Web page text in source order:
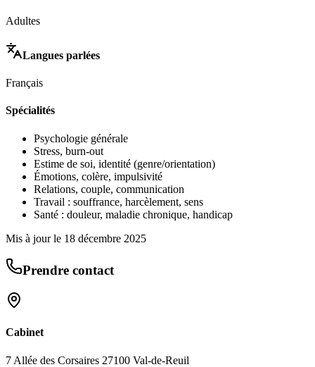
Adultes
Langues parlées
Français
Spécialités
Psychologie générale
Stress, burn-out
Estime de soi, identité (genre/orientation)
Émotions, colère, impulsivité
Relations, couple, communication
Travail : souffrance, harcèlement, sens
Santé : douleur, maladie chronique, handicap
Mis à jour le 18 décembre 2025
Prendre contact
Cabinet
7 Allée des Corsaires 27100 Val-de-Reuil